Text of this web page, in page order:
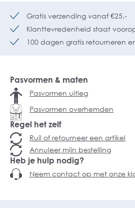
Gratis verzending vanaf €25,-
Klanttevredenheid staat
100 dagen gratis retourneren
Pasvormen & maten
Pasvormen uitleg
Pasvormen overhemden
Regel het zelf
Ruil of retourneer een artikel
Annuleer mijn bestelling
Heb je hulp nodig?
Neem contact op met onze